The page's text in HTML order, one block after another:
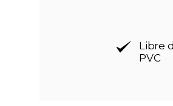
Libre
PVC